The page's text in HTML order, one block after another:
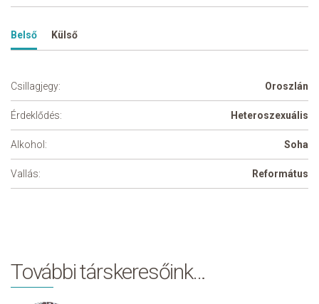
Belső Külső
Csillagjegy: Oroszlán
Érdeklődés: Heteroszexuális
Alkohol: Soha
Vallás: Református
További társkeresőink…